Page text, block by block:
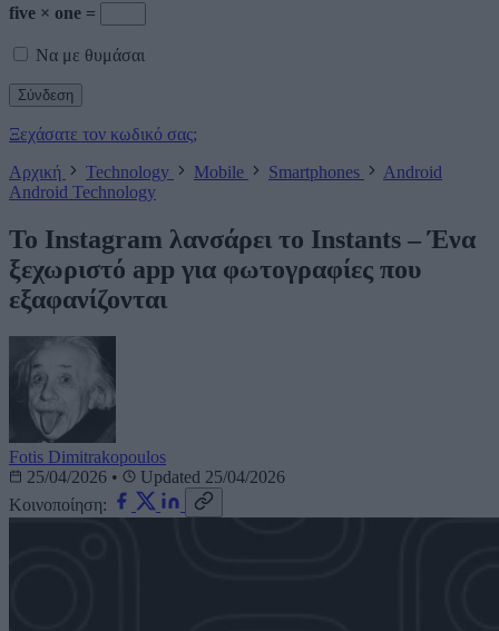
five × one =
Να με θυμάσαι
Ξεχάσατε τον κωδικό σας;
Αρχική
Technology Mobile Smartphones
Android
Android Technology
Το Instagram λανσάρει το Instants – Ένα
ξεχωριστό app για φωτογραφίες που
εξαφανίζονται
Fotis Dimitrakopoulos
25/04/2026 •
Updated 25/04/2026
Κοινοποίηση: